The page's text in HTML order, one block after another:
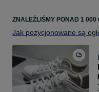
ZNALEŹLIŚMY PONAD 1 000
Jak pozycjonowane są